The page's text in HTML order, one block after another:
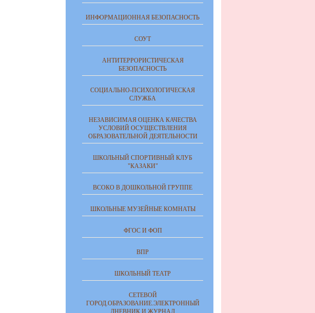
ИНФОРМАЦИОННАЯ БЕЗОПАСНОСТЬ
СОУТ
АНТИТЕРРОРИСТИЧЕСКАЯ
БЕЗОПАСНОСТЬ
СОЦИАЛЬНО-ПСИХОЛОГИЧЕСКАЯ
СЛУЖБА
НЕЗАВИСИМАЯ ОЦЕНКА КАЧЕСТВА
УСЛОВИЙ ОСУЩЕСТВЛЕНИЯ
ОБРАЗОВАТЕЛЬНОЙ ДЕЯТЕЛЬНОСТИ
ШКОЛЬНЫЙ СПОРТИВНЫЙ КЛУБ
"КАЗАКИ"
ВСОКО В ДОШКОЛЬНОЙ ГРУППЕ
ШКОЛЬНЫЕ МУЗЕЙНЫЕ КОМНАТЫ
ФГОС И ФОП
ВПР
ШКОЛЬНЫЙ ТЕАТР
СЕТЕВОЙ
ГОРОД.ОБРАЗОВАНИЕ.ЭЛЕКТРОННЫЙ
ДНЕВНИК И ЖУРНАЛ